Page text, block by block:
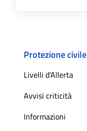
Protezione civile
Livelli d'Allerta
Avvisi criticità
Informazioni